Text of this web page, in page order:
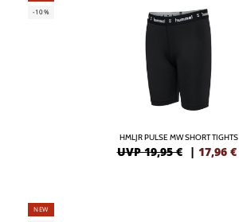
-10%
HMLJR PULSE MW SHORT TIGHTS
UVP 19,95 € | 17,96 €
NEW